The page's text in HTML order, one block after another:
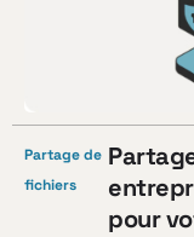
Partage de
fichiers
pour